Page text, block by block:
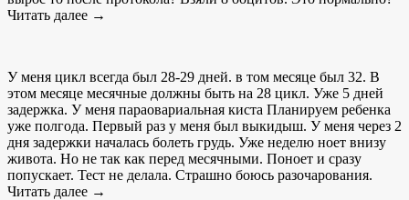
Читать далее →
У меня цикл всегда был 28-29 дней. в том месяце был 32. В
этом месяце месячные должны быть на 28 цикл. Уже 5 дней
задержка. У меня параовариальная киста Планируем ребенка
уже полгода. Первый раз у меня был выкидыш. У меня через 2
дня задержки началась болеть грудь. Уже неделю ноет внизу
живота. Но не так как перед месячными. Поноет и сразу
попускает. Тест не делала. Страшно боюсь разочарования.
Читать далее →